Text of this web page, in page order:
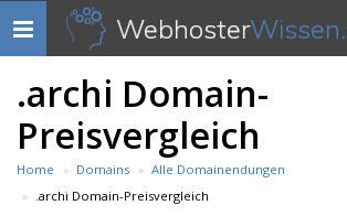
Navigation
anzeigen
Webhoster
.archi Domain-
Preisvergleich
Home Domains
Alle Domainendungen
.archi Domain-Preisvergleich